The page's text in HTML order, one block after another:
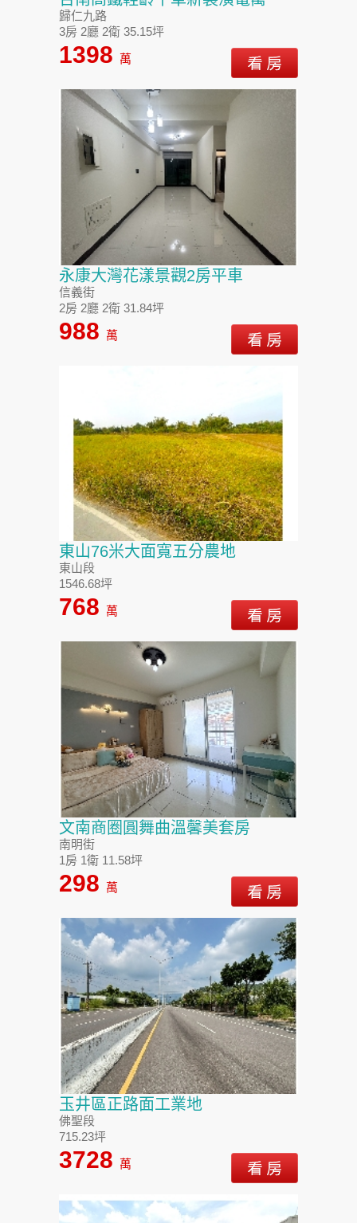
歸仁九路
3房 2廳 2衛 35.15坪
1398 萬
永康大灣花漾景觀2房平車
信義街
2房 2廳 2衛 31.84坪
988 萬
東山76米大面寬五分農地
東山段
1546.68坪
768 萬
文南商圈圓舞曲溫馨美套房
南明街
1房 1衛 11.58坪
298 萬
玉井區正路面工業地
佛聖段
715.23坪
3728 萬